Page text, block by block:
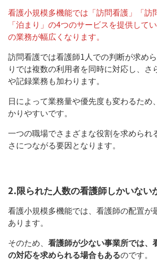
看護小規模多機能では「訪問看護」「訪
「泊まり」の4つのサービスを提供して
の業務が幅広くなります。
訪問看護では看護師1人での判断が求め
りでは複数の利用者を同時に対応し、さ
や記録業務も加わります。
日によって業務量や優先度も変わるため
かりやすいです。
一つの職場でさまざまな役割を求められ
さにつながる要因となります。
2.限られた人数の看護師しかいない
看護小規模多機能では、看護師の配置が
あります。
そのため、 看護師が少ない事業所では、
の対応を求められる場合もあるのです。